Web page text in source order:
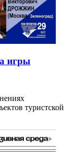
игры
туристской